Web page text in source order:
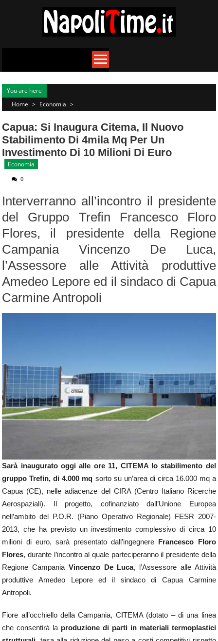
You are here
Home > Economia >
Capua: Si Inaugura Citema, Il Nuovo
Stabilimento Di 4mila Mq Per Un
Investimento Di 10 Milioni Di Euro
Economia
0
Interverranno all’incontro il presidente
del Gruppo Trefin Francesco Floro
Flores, il presidente della Regione
Campania Vincenzo De Luca,
l’Assessore alle Attività produttive
Amedeo Lepore ed il sindaco di Capua
Carmine Antropoli
Sarà inaugurato oggi alle ore 11, CITEMA lo stabilimento del
gruppo Trefin, di 4.000 mq sorto su un’area di circa 16.000 mq a
Capua (CE), nelle adiacenze del CIRA (Centro Italiano Ricerche
Aerospaziali). Il progetto, cofinanziato dall’Unione Europea
nell’ambito del P.O.R. (Piano Operativo Regionale) FESR 2007-
2013, che ha previsto un investimento complessivo di circa 10
milioni di euro, sarà presentato dall’ingegnere Francesco Floro
Flores, durante l’incontro al quale parteciperanno il presidente della
Regione Campania Vincenzo De Luca, l’Assessore alle Attività
produttive Amedeo Lepore ed il sindaco di Capua Carmine
Antropoli.
Fiore all’occhiello della Campania, CITEMA (dotato – di una linea
che consentirà la produzione di parti in materiali termoplastici